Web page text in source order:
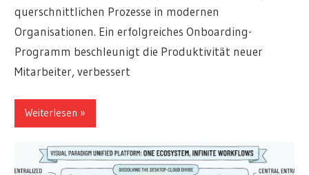
querschnittlichen Prozesse in modernen
Organisationen. Ein erfolgreiches Onboarding-
Programm beschleunigt die Produktivität neuer
Mitarbeiter, verbessert
Weiterlesen